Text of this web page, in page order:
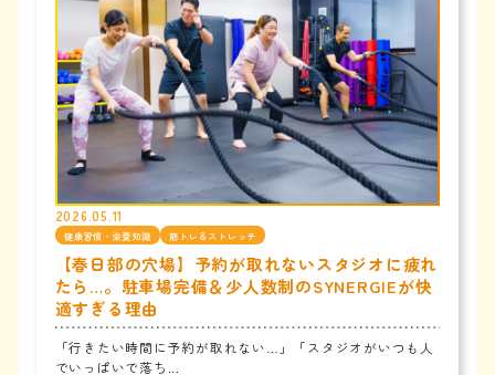
2026.05.11
健康習慣・栄養知識 筋トレ＆ストレッチ
【春日部の穴場】予約が取れないスタジオに疲れ
たら…。駐車場完備＆少人数制のSYNERGIEが快
適すぎる理由
「行きたい時間に予約が取れない…」「スタジオがいつも人
でいっぱいで落ち...